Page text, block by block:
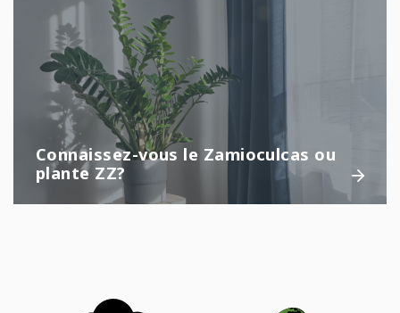
Connaissez-vous le Zamioculcas ou
plante ZZ?